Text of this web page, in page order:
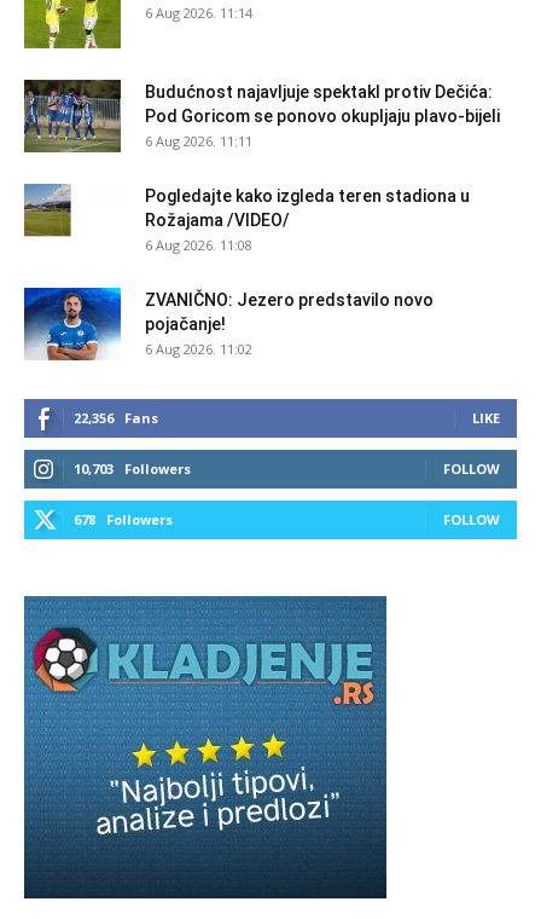
6 Aug 2026. 11:14
Budućnost najavljuje spektakl protiv Dečića:
Pod Goricom se ponovo okupljaju plavo-bijeli
6 Aug 2026. 11:11
Pogledajte kako izgleda teren stadiona u
Rožajama /VIDEO/
6 Aug 2026. 11:08
ZVANIČNO: Jezero predstavilo novo
pojačanje!
6 Aug 2026. 11:02
22,356 Fans LIKE
10,703 Followers FOLLOW
678 Followers FOLLOW